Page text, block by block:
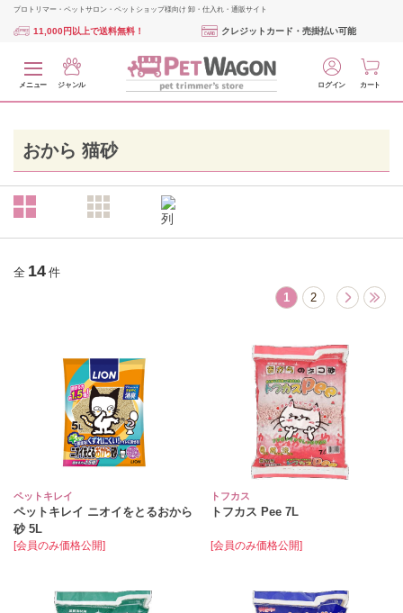
プロトリマー・ペットサロン・ペットショップ様向け 卸・仕入れ・通販サイト
11,000円以上で送料無料！ クレジットカード・売掛払い可能
メニュー ジャンル ログイン カート
おから 猫砂
全 14 件
1
2
ペットキレイ
ペットキレイ ニオイをとるおから
砂 5L
[会員のみ価格公開]
トフカス
トフカス Pee 7L
[会員のみ価格公開]